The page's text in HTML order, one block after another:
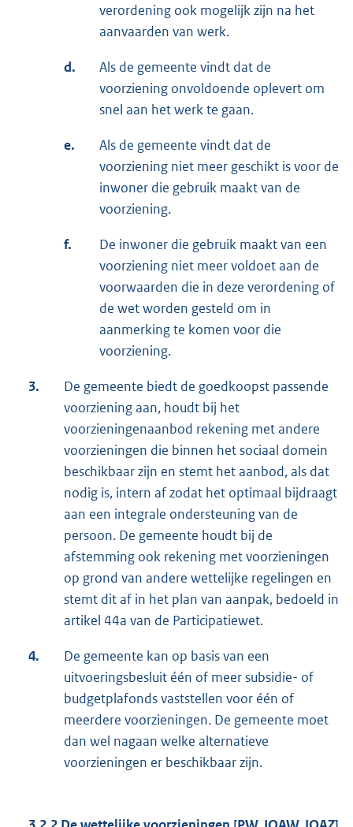
verordening ook mogelijk zijn na het
aanvaarden van werk.
d.
Als de gemeente vindt dat de
voorziening onvoldoende oplevert om
snel aan het werk te gaan.
e.
Als de gemeente vindt dat de
voorziening niet meer geschikt is voor de
inwoner die gebruik maakt van de
voorziening.
f.
De inwoner die gebruik maakt van een
voorziening niet meer voldoet aan de
voorwaarden die in deze verordening of
de wet worden gesteld om in
aanmerking te komen voor die
voorziening.
3.
De gemeente biedt de goedkoopst passende
voorziening aan, houdt bij het
voorzieningenaanbod rekening met andere
voorzieningen die binnen het sociaal domein
beschikbaar zijn en stemt het aanbod, als dat
nodig is, intern af zodat het optimaal bijdraagt
aan een integrale ondersteuning van de
persoon. De gemeente houdt bij de
afstemming ook rekening met voorzieningen
op grond van andere wettelijke regelingen en
stemt dit af in het plan van aanpak, bedoeld in
artikel 44a van de Participatiewet.
4.
De gemeente kan op basis van een
uitvoeringsbesluit één of meer subsidie- of
budgetplafonds vaststellen voor één of
meerdere voorzieningen. De gemeente moet
dan wel nagaan welke alternatieve
voorzieningen er beschikbaar zijn.